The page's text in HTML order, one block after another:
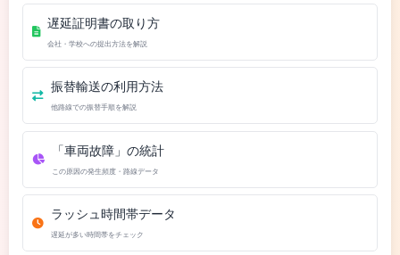
遅延証明書の取り方
会社・学校への提出方法を解説
振替輸送の利用方法
他路線での振替手順を解説
「車両故障」の統計
この原因の発生頻度・路線データ
ラッシュ時間帯データ
遅延が多い時間帯をチェック